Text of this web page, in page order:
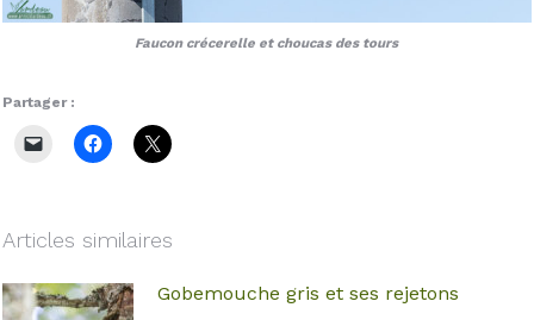
Faucon crécerelle et choucas des tours
Partager :
Articles similaires
Gobemouche gris et ses rejetons